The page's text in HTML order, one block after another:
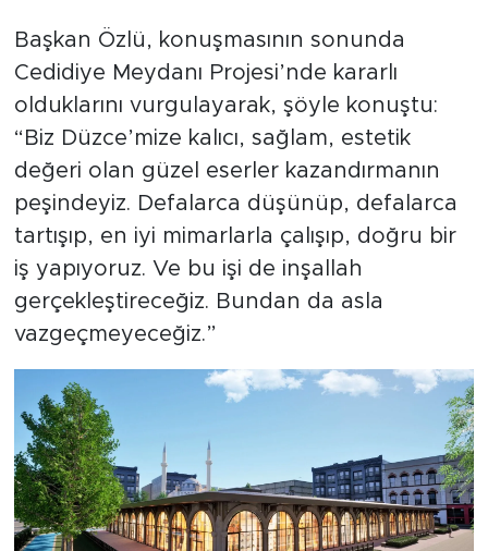
Başkan Özlü, konuşmasının sonunda
Cedidiye Meydanı Projesi’nde kararlı
olduklarını vurgulayarak, şöyle konuştu:
“Biz Düzce’mize kalıcı, sağlam, estetik
değeri olan güzel eserler kazandırmanın
peşindeyiz. Defalarca düşünüp, defalarca
tartışıp, en iyi mimarlarla çalışıp, doğru bir
iş yapıyoruz. Ve bu işi de inşallah
gerçekleştireceğiz. Bundan da asla
vazgeçmeyeceğiz.”